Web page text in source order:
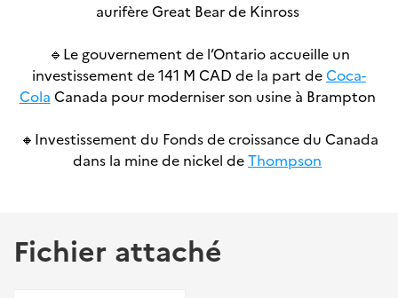
aurifère Great Bear de Kinross
🔹 Le gouvernement de l’Ontario accueille un
investissement de 141 M CAD de la part deCoca-
Cola Canada pour moderniser son usine à Brampton
🔸 Investissement du Fonds de croissance du Canada
dans la mine de nickel deThompson
Fichier attaché